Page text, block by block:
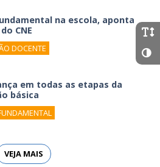
na escola, aponta
CNE
DOCENTE
em todas as etapas da
básica
VEJA MAIS